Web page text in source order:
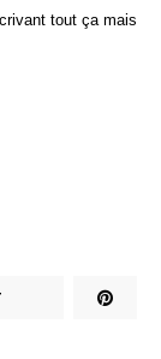
tout ça mais